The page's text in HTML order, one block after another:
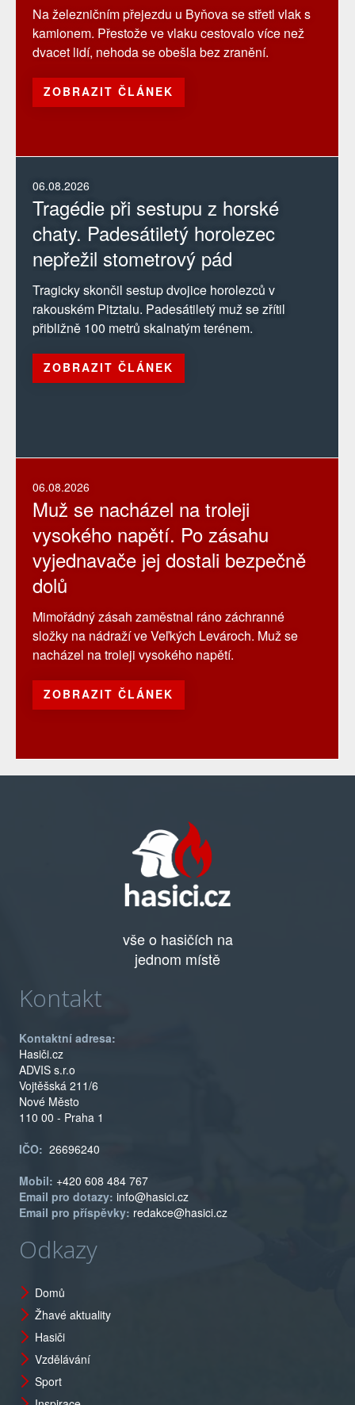
06.08.2026
Tragédie při sestupu z horské
chaty. Padesátiletý horolezec
nepřežil stometrový pád
Tragicky skončil sestup dvojice horolezců v
rakouském Pitztalu. Padesátiletý muž se zřítil
přibližně 100 metrů skalnatým terénem.
ZOBRAZIT ČLÁNEK
06.08.2026
Muž se nacházel na troleji
vysokého napětí. Po zásahu
vyjednavače jej dostali bezpečně
dolů
Mimořádný zásah zaměstnal ráno záchranné
složky na nádraží ve Veľkých Levároch. Muž se
nacházel na troleji vysokého napětí.
ZOBRAZIT ČLÁNEK
Na železničním přejezdu u Byňova se střetl vlak s
kamionem. Přestože ve vlaku cestovalo více než
dvacet lidí, nehoda se obešla bez zranění.
ZOBRAZIT ČLÁNEK
vše o hasičích na
jednom místě
Kontakt
Kontaktní adresa:
Hasiči.cz
ADVIS s.r.o
Vojtěšská 211/6
Nové Město
110 00 - Praha 1
IČO: 26696240
Mobil: +420 608 484 767
Email pro dotazy: info@hasici.cz
Email pro příspěvky: redakce@hasici.cz
Odkazy
Domů
Žhavé aktuality
Hasiči
Vzdělávání
Sport